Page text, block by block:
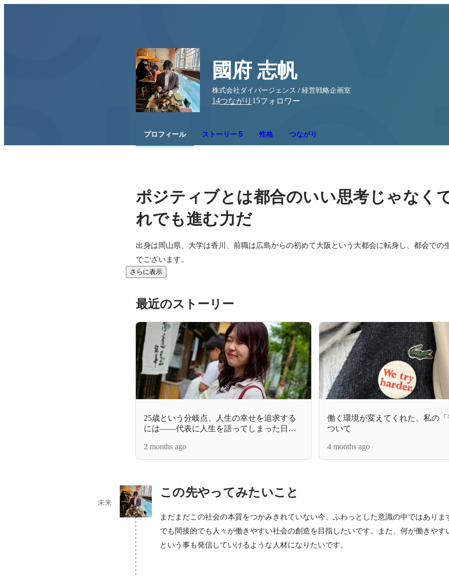
國府 志帆
株式会社ダイバージェンス / 経営戦略企画室
14つながり 15フォロワー
プロフィール ストーリー 5 性格 つながり
ポジティブとは都合のいい思考じゃなく
れでも進む力だ
出身は岡山県、大学は香川、前職は広島からの初めて大阪という大都会に転身し、都会での
でございます。
さらに表示
最近のストーリー
25歳という分岐点、人生の幸せを追求する
には——代表に人生を語ってしまった日の
2 months ago
働く環境が変えてくれた、私の「
ついて
4 months ago
この先やってみたいこと
未来
まだまだこの社会の本質をつかみきれていない今、ふわっとした意識の中ではありま
でも間接的でも人々が働きやすい社会の創造を目指したいです。また、何が働きやす
という事も発信していけるような人材になりたいです。